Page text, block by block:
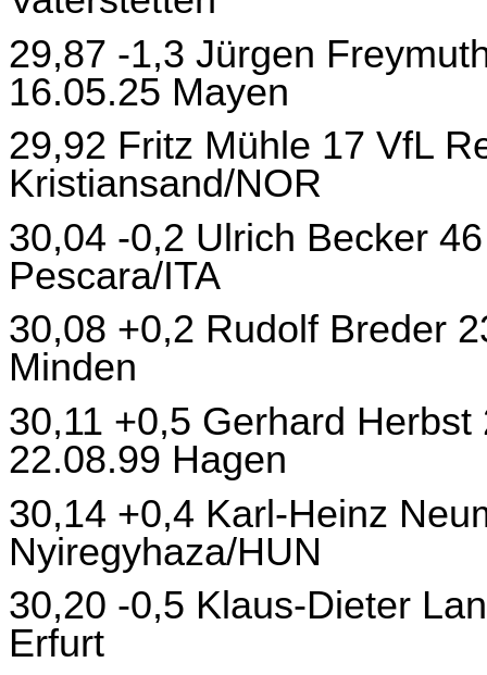
29,87 -1,3 Jürgen
16.05.25 Mayen
29,92 Fritz Mühle 17 VfL
Kristiansand/NOR
30,04 -0,2 Ulrich Becker
Pescara/ITA
30,08 +0,2 Rudolf Breder
Minden
30,11 +0,5 Gerhard
22.08.99 Hagen
30,14 +0,4 Karl-Heinz
Nyiregyhaza/HUN
30,20 -0,5 Klaus-Dieter
Erfurt